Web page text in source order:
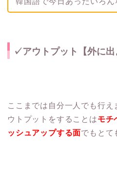
✓アウトプット【外に出
ここまでは自分一人でも行
ウトプットをすることはモチ
ッシュアップする面でもとて